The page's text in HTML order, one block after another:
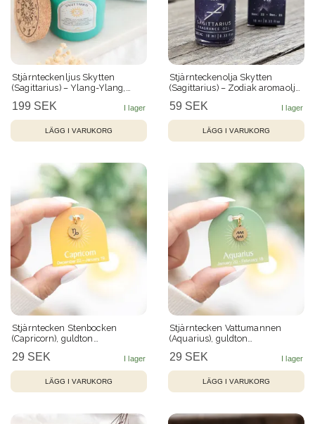
Stjärnteckenljus Skytten
(Sagittarius) – Ylang-Ylang,
199 SEK
Stjärnteckenolja Skytten
(Sagittarius) – Zodiak aromaolja
59 SEK
Stjärntecken Stenbocken
(Capricorn), guldton
29 SEK
Stjärntecken Vattumannen
(Aquarius), guldton
29 SEK